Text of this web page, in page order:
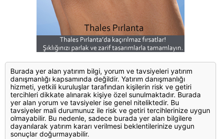
Burada yer alan yatırım bilgi, yorum ve tavsiyeleri yatırım
danışmanlığı kapsamında değildir. Yatırım danışmanlığı
hizmeti, yetkili kuruluşlar tarafından kişilerin risk ve getiri
tercihleri dikkate alınarak kişiye özel sunulmaktadır. Burada
yer alan yorum ve tavsiyeler ise genel niteliktedir. Bu
tavsiyeler mali durumunuz ile risk ve getiri tercihlerinize uygun
olmayabilir. Bu nedenle, sadece burada yer alan bilgilere
dayanılarak yatırım kararı verilmesi beklentilerinize uygun
sonuçlar doğurmayabilir.